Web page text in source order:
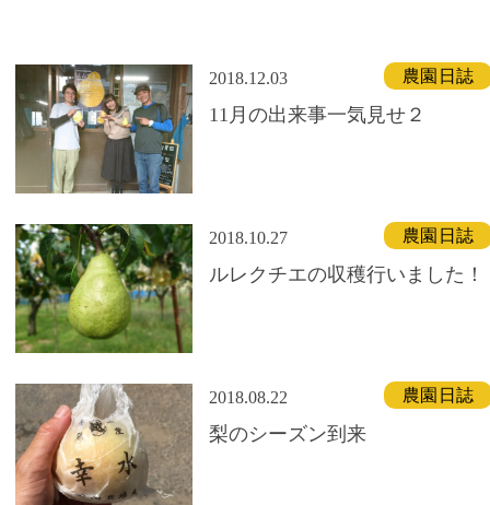
2018.12.03 農園日誌
11月の出来事一気見せ２
2018.10.27 農園日誌
ルレクチエの収穫行いました！
2018.08.22 農園日誌
梨のシーズン到来